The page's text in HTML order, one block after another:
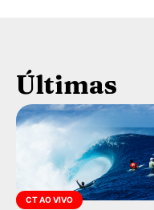
Últimas
CT AO VIVO